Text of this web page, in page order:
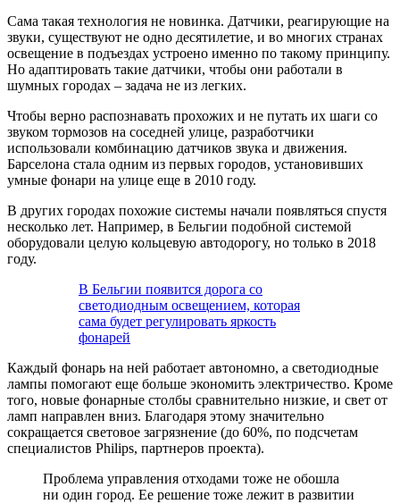
Сама такая технология не новинка. Датчики, реагирующие на
звуки, существуют не одно десятилетие, и во многих странах
освещение в подъездах устроено именно по такому принципу.
Но адаптировать такие датчики, чтобы они работали в
шумных городах – задача не из легких.
Чтобы верно распознавать прохожих и не путать их шаги со
звуком тормозов на соседней улице, разработчики
использовали комбинацию датчиков звука и движения.
Барселона стала одним из первых городов, установивших
умные фонари на улице еще в 2010 году.
В других городах похожие системы начали появляться спустя
несколько лет. Например, в Бельгии подобной системой
оборудовали целую кольцевую автодорогу, но только в 2018
году.
В Бельгии появится дорога со
светодиодным освещением, которая
сама будет регулировать яркость
фонарей
Каждый фонарь на ней работает автономно, а светодиодные
лампы помогают еще больше экономить электричество. Кроме
того, новые фонарные столбы сравнительно низкие, и свет от
ламп направлен вниз. Благодаря этому значительно
сокращается световое загрязнение (до 60%, по подсчетам
специалистов Philips, партнеров проекта).
Проблема управления отходами тоже не обошла
ни один город. Ее решение тоже лежит в развитии